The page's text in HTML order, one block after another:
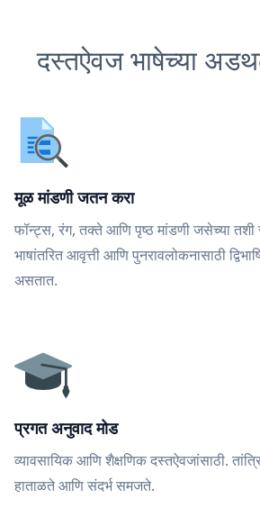
दस्तऐवज भाषेच्या
मूळ मांडणी जतन करा
फॉन्ट्स, रंग, तक्ते आणि पृष्ठ मांडणी जसेच्या
भाषांतरित आवृत्ती आणि पुनरावलोकनासाठी
असतात.
प्रगत अनुवाद मोड
व्यावसायिक आणि शैक्षणिक दस्तऐवजांसाठी.
हाताळते आणि संदर्भ समजते.